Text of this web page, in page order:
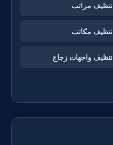
تنظيف مراتب
تنظيف مكاتب
تنظيف واجهات زجاج